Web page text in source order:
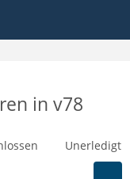
in v78
Unerledigt